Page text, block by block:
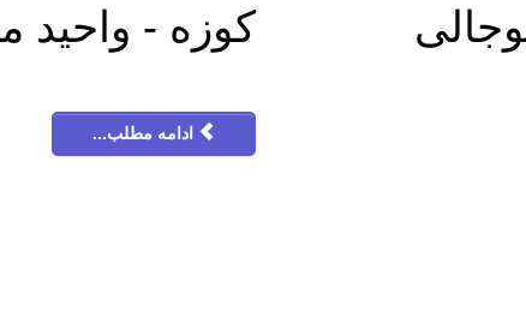
کوزه - واحيد
ادامه مطلب...